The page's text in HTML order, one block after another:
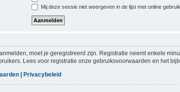
Mij deze sessie niet weergeven in de lijst met online
moet je geregistreerd zijn. Registratie neemt enkele
Lees voor registratie onze gebruiksvoorwaarden en het
| Privacybeleid